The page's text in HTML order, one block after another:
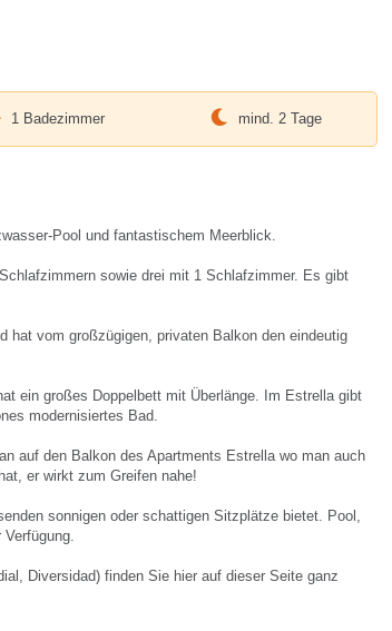
1 Badezimmer mind. 2 Tage
Pool und fantastischem Meerblick.
sowie drei mit 1 Schlafzimmer. Es gibt
hat vom großzügigen, privaten Balkon den eindeutig
ein großes Doppelbett mit Überlänge. Im Estrella gibt
modernisiertes Bad.
auf den Balkon des Apartments Estrella wo man auch
er wirkt zum Greifen nahe!
sonnigen oder schattigen Sitzplätze bietet. Pool,
Diversidad) finden Sie hier auf dieser Seite ganz